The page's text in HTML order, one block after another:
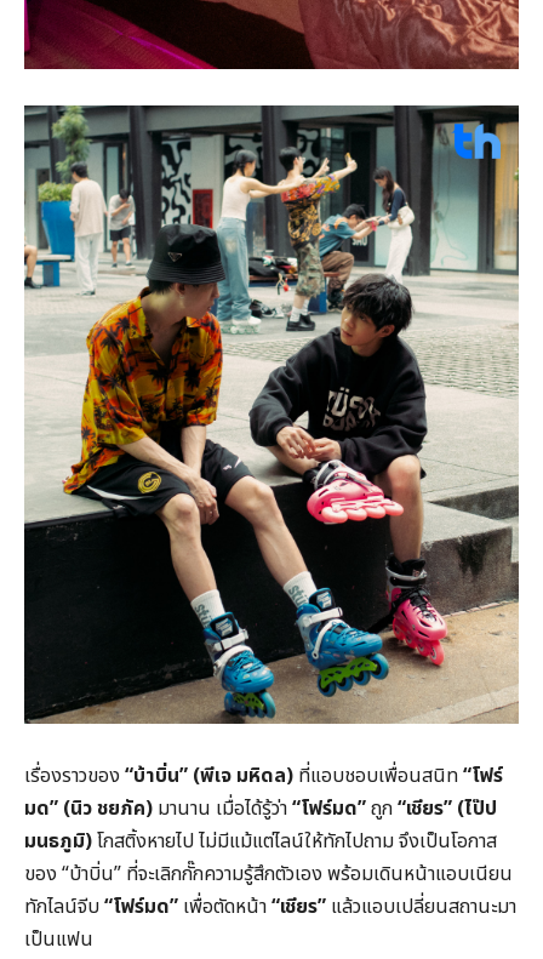
เรื่องราวของ “บ้าบิ่น” (พีเจ มหิดล) ที่แอบชอบเพื่อนสนิท“โฟร์
มด” (นิว ชยภัค) มานาน เมื่อได้รู้ว่า“โฟร์มด”ถูก“เชียร” (ไป๊ป
มนธภูมิ)โกสติ้งหายไป ไม่มีแม้แต่ไลน์ให้ทักไปถาม จึงเป็นโอกาส
ของ “บ้าบิ่น” ที่จะเลิกกั๊กความรู้สึกตัวเอง พร้อมเดินหน้าแอบเนียน
ทักไลน์จีบ“โฟร์มด” เพื่อตัดหน้า“เชียร” แล้วแอบเปลี่ยนสถานะมา
เป็นแฟน